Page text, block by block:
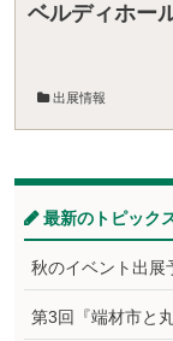
ベルディホー
出展情報
最新のトピック
秋のイベント出展
第3回『端材市と